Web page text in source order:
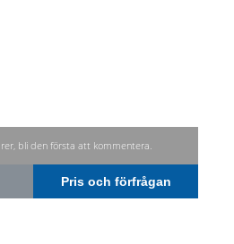
bli den första att kommentera.
Pris och förfrågan